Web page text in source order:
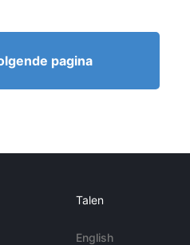
pagina
Talen
English